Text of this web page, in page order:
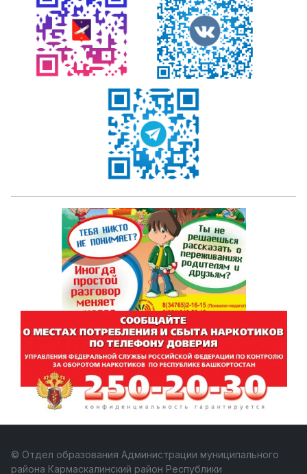
© Отдел образования Администрации муниципального
района Кармаскалинский район Республики